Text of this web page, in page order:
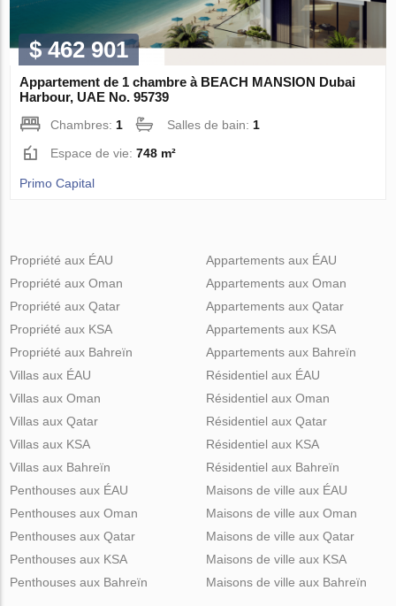
$ 462 901
Appartement de 1 chambre à BEACH MANSION Dubai
Harbour, UAE No. 95739
Chambres: 1 Salles de bain: 1
Espace de vie:748 m²
Primo Capital
Propriété aux ÉAU
Propriété aux Oman
Propriété aux Qatar
Propriété aux KSA
Propriété aux Bahreïn
Appartements aux ÉAU
Appartements aux Oman
Appartements aux Qatar
Appartements aux KSA
Appartements aux Bahreïn
Villas aux ÉAU
Villas aux Oman
Villas aux Qatar
Villas aux KSA
Villas aux Bahreïn
Résidentiel aux ÉAU
Résidentiel aux Oman
Résidentiel aux Qatar
Résidentiel aux KSA
Résidentiel aux Bahreïn
Penthouses aux ÉAU
Penthouses aux Oman
Penthouses aux Qatar
Penthouses aux KSA
Penthouses aux Bahreïn
Maisons de ville aux ÉAU
Maisons de ville aux Oman
Maisons de ville aux Qatar
Maisons de ville aux KSA
Maisons de ville aux Bahreïn